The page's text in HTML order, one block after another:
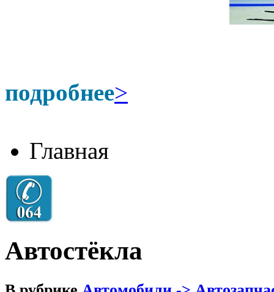
подробнее>
Главная
Автостёкла